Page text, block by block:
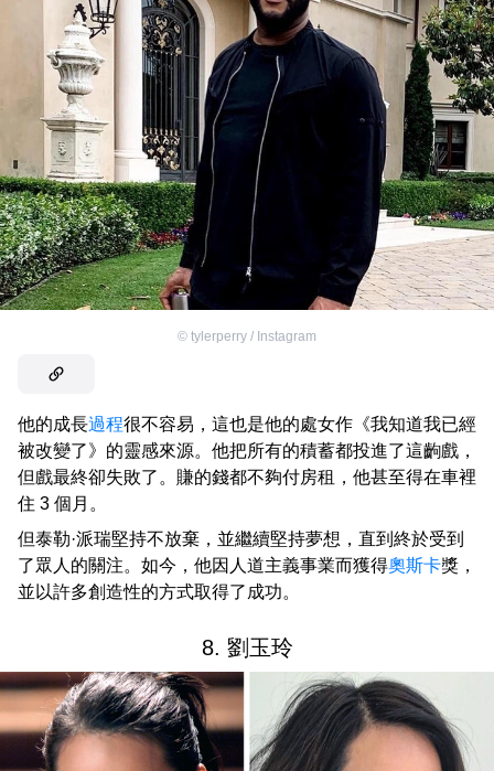
© tylerperry / Instagram
他的成長過程很不容易，這也是他的處女作《我知道我已經
被改變了》的靈感來源。他把所有的積蓄都投進了這齣戲，
但戲最終卻失敗了。賺的錢都不夠付房租，他甚至得在車裡
住 3 個月。
但泰勒·派瑞堅持不放棄，並繼續堅持夢想，直到終於受到
了眾人的關注。如今，他因人道主義事業而獲得奧斯卡獎，
並以許多創造性的方式取得了成功。
8. 劉玉玲